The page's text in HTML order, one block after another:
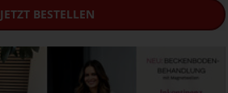
JETZTBESTELLEN